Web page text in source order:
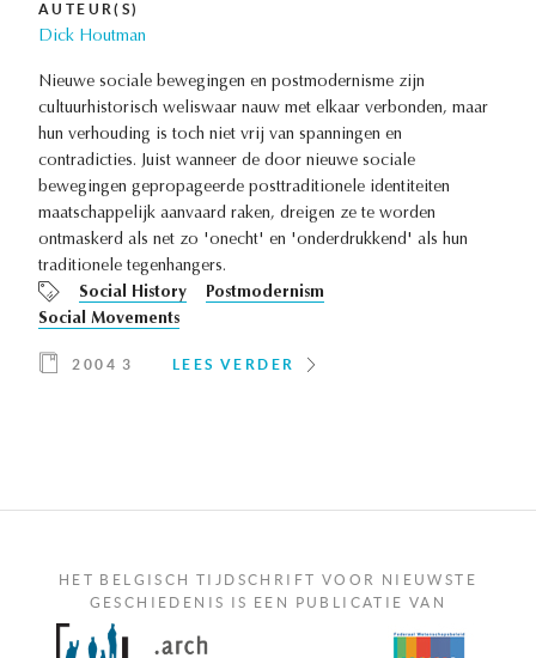
AUTEUR(S)
Dick Houtman
Nieuwe sociale bewegingen en postmodernisme zijn
cultuurhistorisch weliswaar nauw met elkaar verbonden, maar
hun verhouding is toch niet vrij van spanningen en
contradicties. Juist wanneer de door nieuwe sociale
bewegingen gepropageerde posttraditionele identiteiten
maatschappelijk aanvaard raken, dreigen ze te worden
ontmaskerd als net zo 'onecht' en 'onderdrukkend' als hun
traditionele tegenhangers.
Social History
Postmodernism
Social Movements
2004 3 LEES VERDER
HET BELGISCH TIJDSCHRIFT VOOR NIEUWSTE
GESCHIEDENIS IS EEN PUBLICATIE VAN